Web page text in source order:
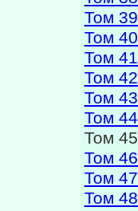
Том 39
Том 40
Том 41
Том 42
Том 43
Том 44
Том 45
Том 46
Том 47
Том 48